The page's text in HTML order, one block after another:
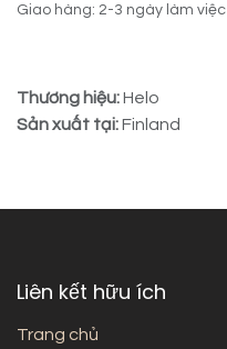
Giao hàng: 2-3 ngày làm việc
Thương hiệu:Helo
Sản xuất tại:Finland
Liên kết hữu ích
Trang chủ